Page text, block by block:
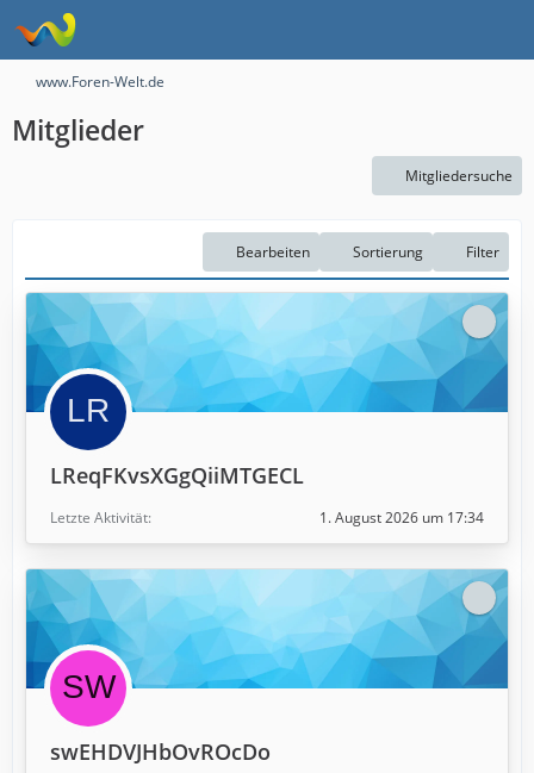
www.Foren-Welt.de
Mitglieder
Mitgliedersuche
Bearbeiten Sortierung Filter
LReqFKvsXGgQiiMTGECL
Letzte Aktivität 1. August 2026 um 17:34
swEHDVJHbOvROcDo